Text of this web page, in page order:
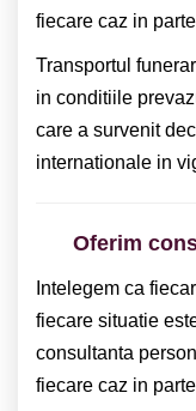
fiecare caz in
Transportul
in conditiile
care a survenit
internationale in
Oferim
Intelegem ca
fiecare situatie
consultanta
fiecare caz in